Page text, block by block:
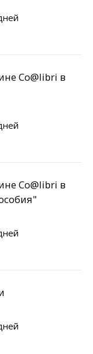
Co@libri в
Co@libri в